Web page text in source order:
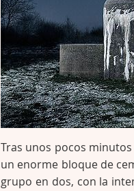
Tras unos pocos
un enorme bloque de
grupo en dos, con la